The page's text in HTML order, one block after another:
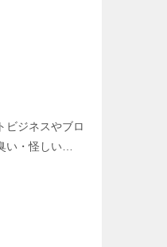
ビジネスやブロ
い・怪しい…